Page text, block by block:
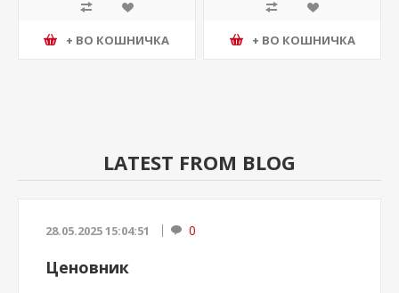
+ ВО КОШНИЧКА + ВО КОШНИЧКА
LATEST FROM BLOG
28.05.2025 15:04:51 0
Ценовник